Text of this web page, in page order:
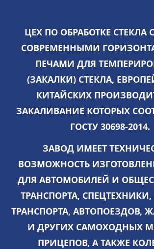
ЦЕХ ПО ОБРАБОТКЕ
СОВРЕМЕННЫМИ
ПЕЧАМИ ДЛЯ
(ЗАКАЛКИ) СТЕКЛА,
КИТАЙСКИХ
ЗАКАЛИВАНИЕ КОТОРЫХ
ГОСТУ 30698-2014.
ЗАВОД ИМЕЕТ
ВОЗМОЖНОСТЬ
ДЛЯ АВТОМОБИЛЕЙ И
ТРАНСПОРТА,
ТРАНСПОРТА, АВТОПОЕЗДОВ,
И ДРУГИХ САМОХОДНЫХ
ПРИЦЕПОВ, А ТАКЖЕ